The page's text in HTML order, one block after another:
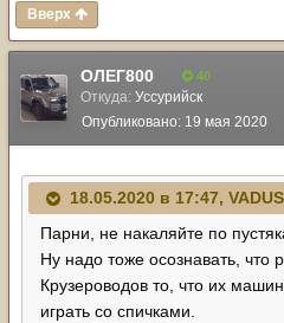
Вверх
ОЛЕГ800 40
Откуда: Уссурийск
Опубликовано: 19 мая 2020
18.05.2020 в 17:47, VADUS
Парни, не накаляйте по
Ну надо тоже осознавать, что
Крузероводов то, что их
играть со спичками.